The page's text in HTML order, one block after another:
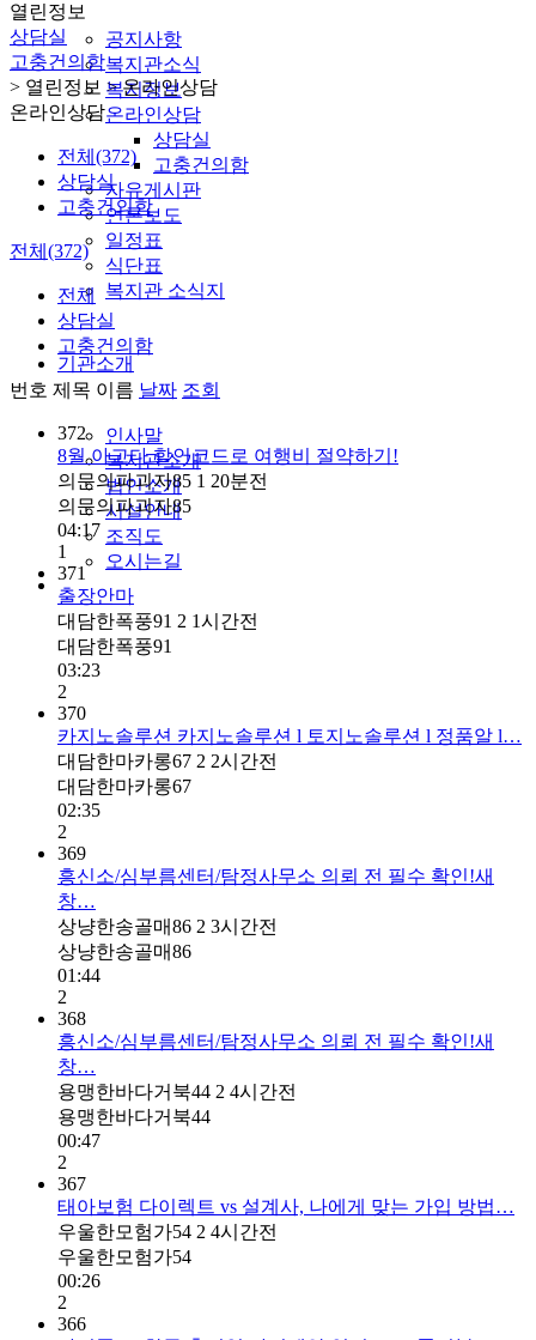
공지사항
복지관소식
복지정보
온라인상담
상담실
고충건의함
자유게시판
언론보도
일정표
식단표
복지관 소식지
기관소개
인사말
복지관소개
법인소개
시설안내
조직도
오시는길
열린정보
상담실
고충건의함
> 열린정보 > 온라인상담
온라인상담
전체(372)
상담실
고충건의함
전체(372)
전체
상담실
고충건의함
번호 제목 이름 날짜 조회
372
8월 아고다 할인코드로 여행비 절약하기!
의문의파괴자85 1 20분전
의문의파괴자85
04:17
1
371
출장안마
대담한폭풍91 2 1시간전
대담한폭풍91
03:23
2
370
카지노솔루션 카지노솔루션 l 토지노솔루션 l 정품알 l…
대담한마카롱67 2 2시간전
대담한마카롱67
02:35
2
369
흥신소/심부름센터/탐정사무소 의뢰 전 필수 확인!새
창…
상냥한송골매86 2 3시간전
상냥한송골매86
01:44
2
368
흥신소/심부름센터/탐정사무소 의뢰 전 필수 확인!새
창…
용맹한바다거북44 2 4시간전
용맹한바다거북44
00:47
2
367
태아보험 다이렉트 vs 설계사, 나에게 맞는 가입 방법…
우울한모험가54 2 4시간전
우울한모험가54
00:26
2
366